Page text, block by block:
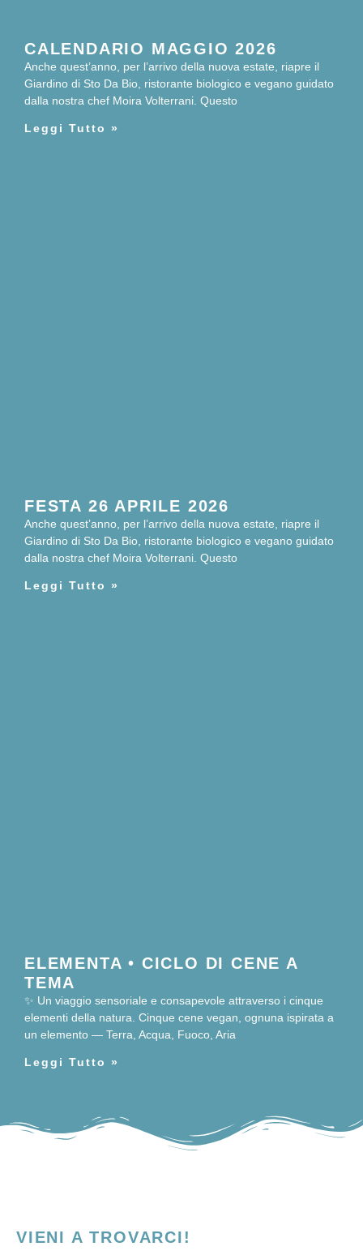
CALENDARIO MAGGIO 2026
Anche quest’anno, per l’arrivo della nuova estate, riapre il
Giardino di Sto Da Bio, ristorante biologico e vegano guidato
dalla nostra chef Moira Volterrani. Questo
Leggi Tutto »
FESTA 26 APRILE 2026
Anche quest’anno, per l’arrivo della nuova estate, riapre il
Giardino di Sto Da Bio, ristorante biologico e vegano guidato
dalla nostra chef Moira Volterrani. Questo
Leggi Tutto »
ELEMENTA • CICLO DI CENE A
TEMA
✨ Un viaggio sensoriale e consapevole attraverso i cinque
elementi della natura. Cinque cene vegan, ognuna ispirata a
un elemento — Terra, Acqua, Fuoco, Aria
Leggi Tutto »
VIENI A TROVARCI!